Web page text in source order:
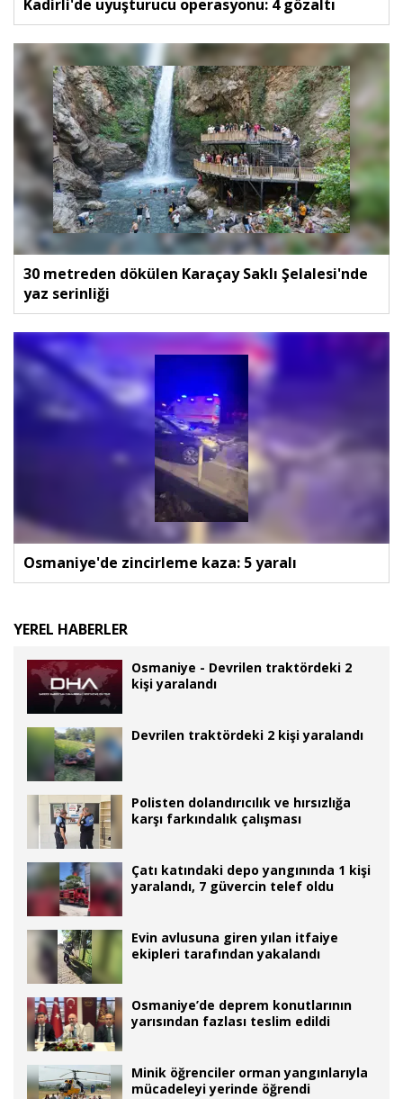
Kadirli'de uyuşturucu operasyonu: 4 gözaltı
30 metreden dökülen Karaçay Saklı Şelalesi'nde
yaz serinliği
Osmaniye'de zincirleme kaza: 5 yaralı
YEREL HABERLER
Osmaniye - Devrilen traktördeki 2
kişi yaralandı
Devrilen traktördeki 2 kişi yaralandı
Polisten dolandırıcılık ve hırsızlığa
karşı farkındalık çalışması
Çatı katındaki depo yangınında 1 kişi
yaralandı, 7 güvercin telef oldu
Evin avlusuna giren yılan itfaiye
ekipleri tarafından yakalandı
Osmaniye’de deprem konutlarının
yarısından fazlası teslim edildi
Minik öğrenciler orman yangınlarıyla
mücadeleyi yerinde öğrendi